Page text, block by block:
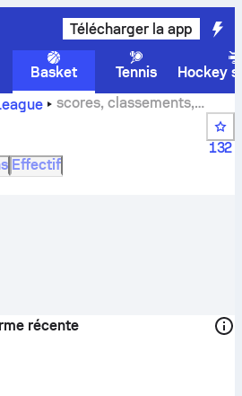
Télécharger la app
Basket Tennis
Hockey
scores, classements,
Amintas
132
Effectif
récente